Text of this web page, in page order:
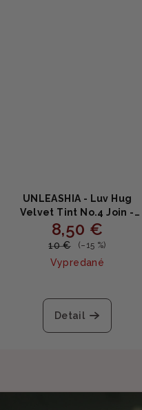
UNLEASHIA - Luv Hug
Velvet Tint No.4 Join -
Zamatový matný tint na
pery s vitamínom E
8,50 €
10 € (–15 %)
Vypredané
Detail